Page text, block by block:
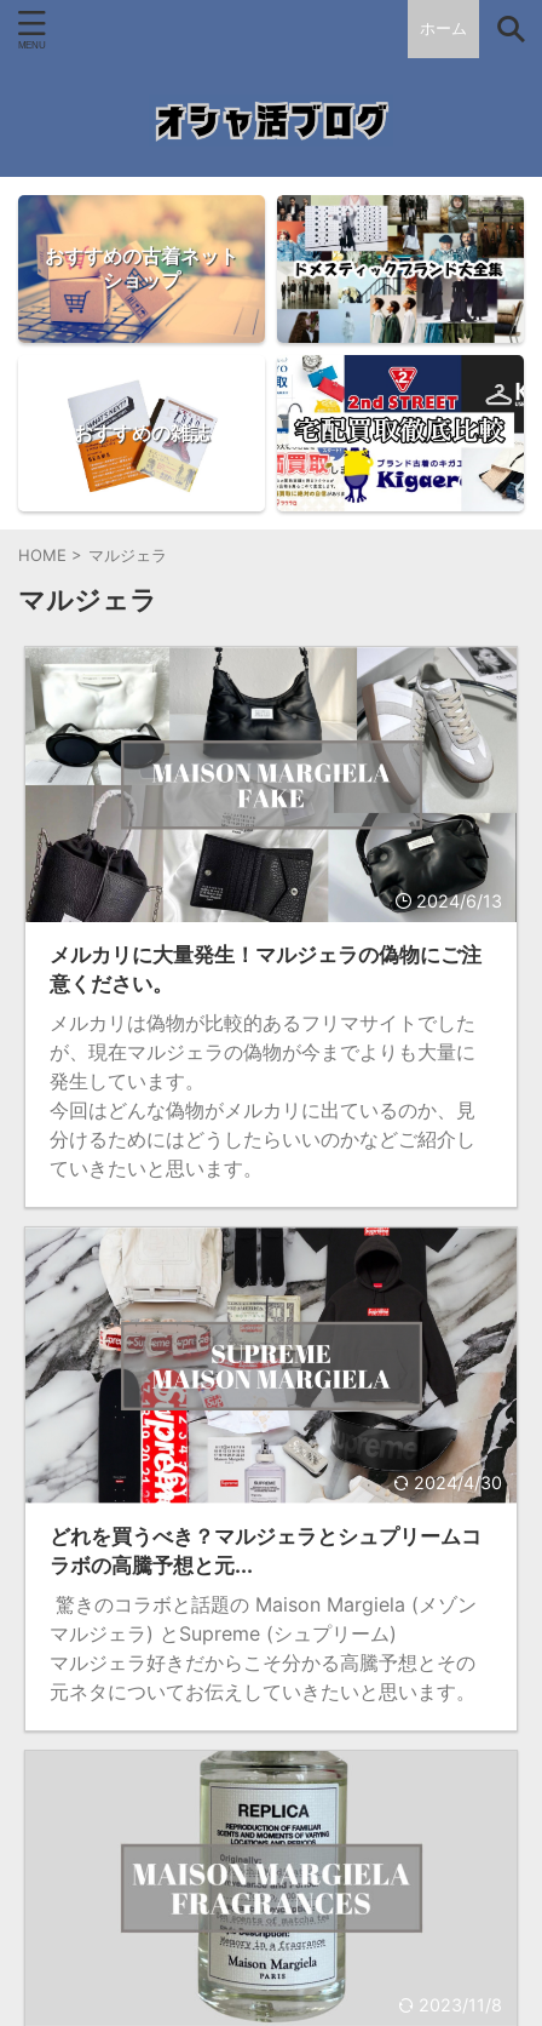
ホーム
おすすめの古着ネット
ショップ
おすすめの雑誌
HOME > マルジェラ
マルジェラ
2024/6/13
メルカリに大量発生！マルジェラの偽物にご注
意ください。
メルカリは偽物が比較的あるフリマサイトでした
が、現在マルジェラの偽物が今までよりも大量に
発生しています。
今回はどんな偽物がメルカリに出ているのか、見
分けるためにはどうしたらいいのかなどご紹介し
ていきたいと思います。
2024/4/30
どれを買うべき？マルジェラとシュプリームコ
ラボの高騰予想と元...
驚きのコラボと話題の Maison Margiela (メゾン
マルジェラ) とSupreme (シュプリーム)
マルジェラ好きだからこそ分かる高騰予想とその
元ネタについてお伝えしていきたいと思います。
2023/11/8